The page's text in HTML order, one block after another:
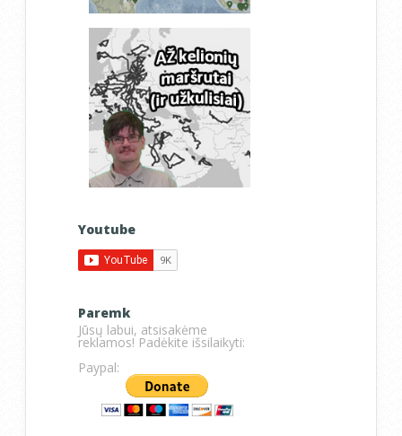
Youtube
Paremk
Jūsų labui, atsisakėme
reklamos! Padėkite išsilaikyti:
Paypal: